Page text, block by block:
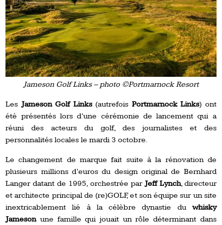
Jameson Golf Links – photo ©Portmarnock Resort
LesJameson Golf Links(autrefois Portmarnock Links) ont
été présentés lors d’une cérémonie de lancement qui a
réuni des acteurs du golf, des journalistes et des
personnalités locales le mardi 3 octobre.
Le changement de marque fait suite à la rénovation de
plusieurs millions d’euros du design original de Bernhard
Langer datant de 1995, orchestrée parJeff Lynch, directeur
et architecte principal de (re)GOLF, et son équipe sur un site
inextricablement lié à la célèbre dynastie duwhisky
Jamesonune famille qui jouait un rôle déterminant dans